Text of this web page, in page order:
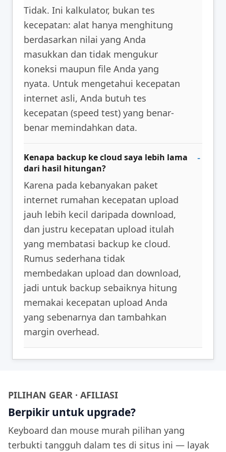
Tidak. Ini kalkulator, bukan tes
kecepatan: alat hanya menghitung
berdasarkan nilai yang Anda
masukkan dan tidak mengukur
koneksi maupun file Anda yang
nyata. Untuk mengetahui kecepatan
internet asli, Anda butuh tes
kecepatan (speed test) yang benar-
benar memindahkan data.
Kenapa backup ke cloud saya lebih lama
dari hasil hitungan?
Karena pada kebanyakan paket
internet rumahan kecepatan upload
jauh lebih kecil daripada download,
dan justru kecepatan upload itulah
yang membatasi backup ke cloud.
Rumus sederhana tidak
membedakan upload dan download,
jadi untuk backup sebaiknya hitung
memakai kecepatan upload Anda
yang sebenarnya dan tambahkan
margin overhead.
PILIHAN GEAR · AFILIASI
Berpikir untuk upgrade?
Keyboard dan mouse murah pilihan yang
terbukti tangguh dalam tes di situs ini — layak